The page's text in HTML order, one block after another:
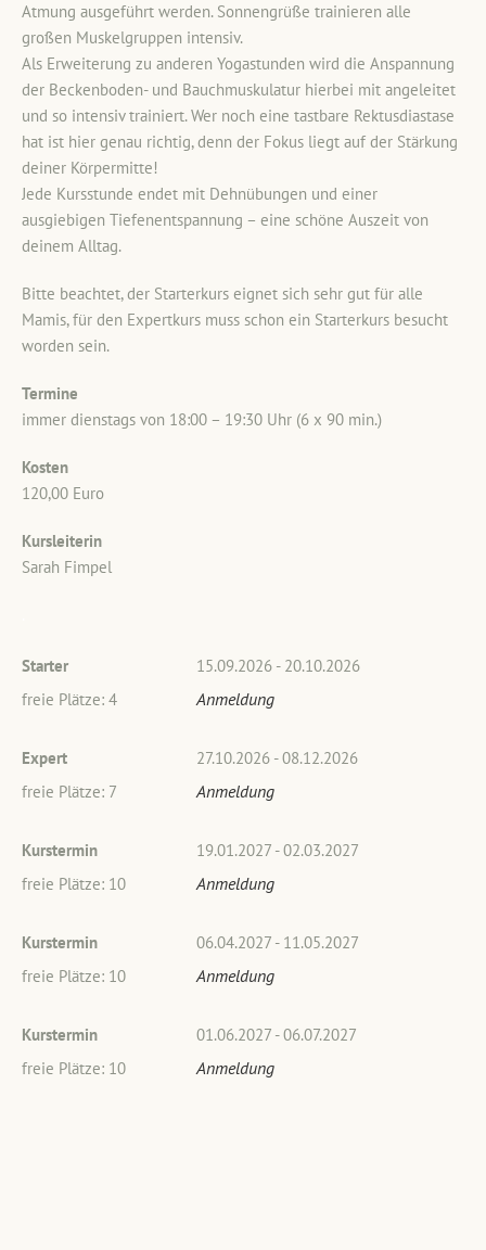
Atmung ausgeführt werden. Sonnengrüße trainieren alle
großen Muskelgruppen intensiv.
Als Erweiterung zu anderen Yogastunden wird die Anspannung
der Beckenboden- und Bauchmuskulatur hierbei mit angeleitet
und so intensiv trainiert. Wer noch eine tastbare Rektusdiastase
hat ist hier genau richtig, denn der Fokus liegt auf der Stärkung
deiner Körpermitte!
Jede Kursstunde endet mit Dehnübungen und einer
ausgiebigen Tiefenentspannung – eine schöne Auszeit von
deinem Alltag.
Bitte beachtet, der Starterkurs eignet sich sehr gut für alle
Mamis, für den Expertkurs muss schon ein Starterkurs besucht
worden sein.
Termine
immer dienstags von 18:00 – 19:30 Uhr (6 x 90 min.)
Kosten
120,00 Euro
Kursleiterin
Sarah Fimpel
Starter
15.09.2026 - 20.10.2026
freie Plätze: 4
Anmeldung
Expert
27.10.2026 - 08.12.2026
freie Plätze: 7
Anmeldung
Kurstermin
19.01.2027 - 02.03.2027
freie Plätze: 10
Anmeldung
Kurstermin
06.04.2027 - 11.05.2027
freie Plätze: 10
Anmeldung
Kurstermin
01.06.2027 - 06.07.2027
freie Plätze: 10
Anmeldung